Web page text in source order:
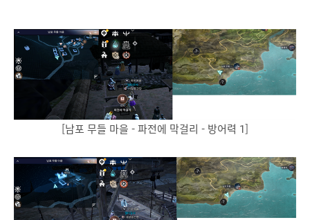
[남포 무들 마을 - 파전에 막걸리 - 방어력 1]